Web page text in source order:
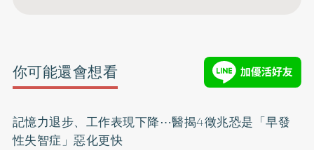
你可能還會想看
記憶力退步、工作表現下降⋯醫揭4徵兆恐是「早發
性失智症」惡化更快